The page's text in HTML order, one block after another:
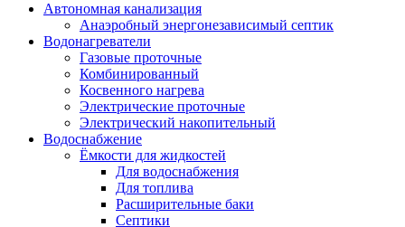
Автономная канализация
Анаэробный энергонезависимый септик
Водонагреватели
Газовые проточные
Комбинированный
Косвенного нагрева
Электрические проточные
Электрический накопительный
Водоснабжение
Ёмкости для жидкостей
Для водоснабжения
Для топлива
Расширительные баки
Септики